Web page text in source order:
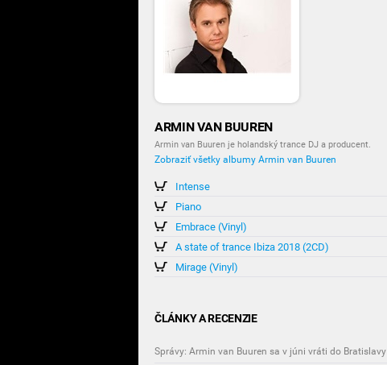
ARMIN VAN BUUREN
Armin van Buuren je holandský trance DJ a producent.
Zobraziť všetky albumy Armin van Buuren
Intense
Piano
Embrace (Vinyl)
A state of trance Ibiza 2018 (2CD)
Mirage (Vinyl)
ČLÁNKY A RECENZIE
Správy: Armin van Buuren sa v júni vráti do Bratislavy